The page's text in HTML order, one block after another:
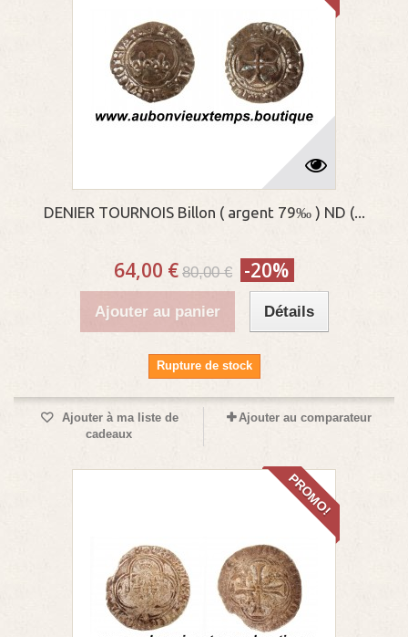
DENIER TOURNOIS Billon ( argent 79‰ ) ND (...
64,00 € 80,00 € -20%
Ajouter au panier Détails
Rupture de stock
Ajouter à ma liste de
cadeaux
Ajouter au comparateur
PROMO!